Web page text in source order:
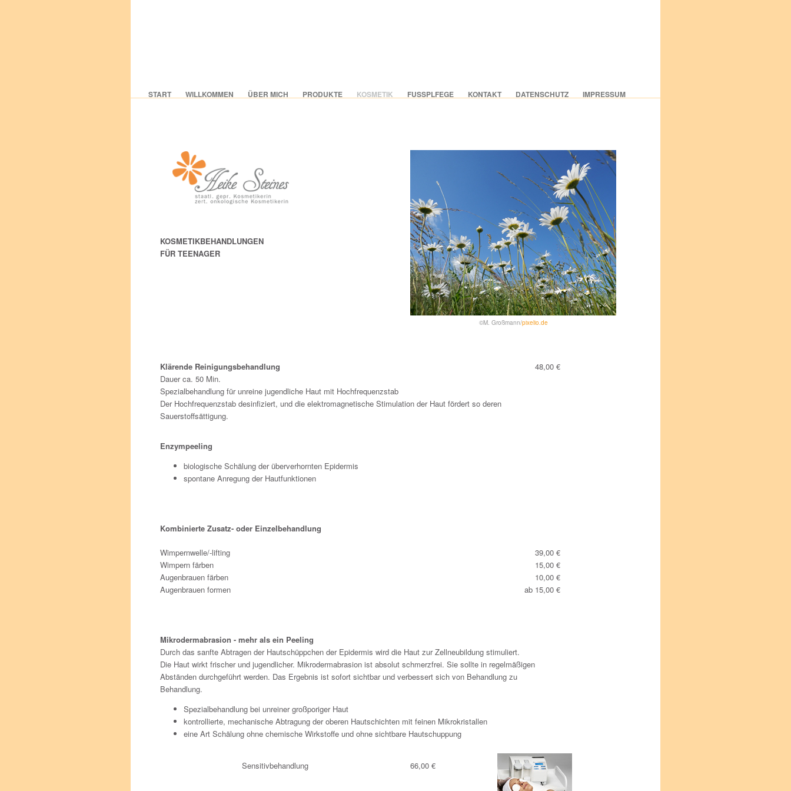
START WILLKOMMEN ÜBER MICH PRODUKTE KOSMETIK FUSSPLFEGE KONTAKT DATENSCHUTZ IMPRESSUM
KOSMETIKBEHANDLUNGEN
FÜR TEENAGER
©M. Großmann/pixelio.de
Klärende Reinigungsbehandlung
Dauer ca. 50 Min.
Spezialbehandlung für unreine jugendliche Haut mit Hochfrequenzstab
Der Hochfrequenzstab desinfiziert, und die elektromagnetische Stimulation der Haut fördert so deren
Sauerstoffsättigung.
48,00 €
Enzympeeling
biologische Schälung der überverhornten Epidermis
spontane Anregung der Hautfunktionen
Kombinierte Zusatz- oder Einzelbehandlung
Wimpernwelle/-lifting
Wimpern färben
Augenbrauen färben
Augenbrauen formen
39,00 €
15,00 €
10,00 €
ab 15,00 €
Mikrodermabrasion - mehr als ein Peeling
Durch das sanfte Abtragen der Hautschüppchen der Epidermis wird die Haut zur Zellneubildung stimuliert.
Die Haut wirkt frischer und jugendlicher. Mikrodermabrasion ist absolut schmerzfrei. Sie sollte in regelmäßigen
Abständen durchgeführt werden. Das Ergebnis ist sofort sichtbar und verbessert sich von Behandlung zu
Behandlung.
Spezialbehandlung bei unreiner großporiger Haut
kontrollierte, mechanische Abtragung der oberen Hautschichten mit feinen Mikrokristallen
eine Art Schälung ohne chemische Wirkstoffe und ohne sichtbare Hautschuppung
Sensitivbehandlung 66,00 €